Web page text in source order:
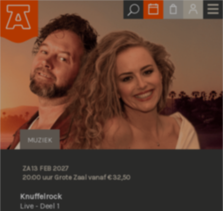
Knuffelrock
Live - Deel 1
MUZIEK
ZA 13 FEB 2027
20:00 uur Grote Zaal vanaf € 32,50